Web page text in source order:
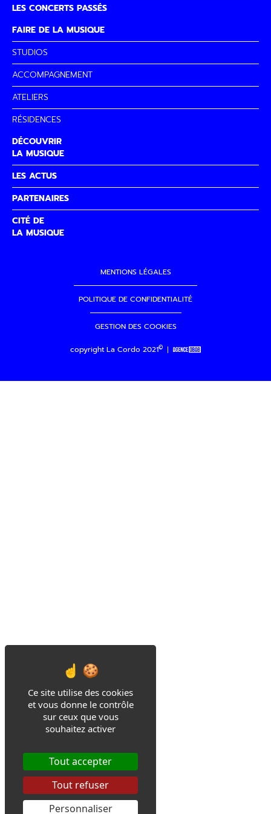
Ce site utilise des cookies
et vous donne le contrôle
sur ceux que vous
souhaitez activer
Tout accepter
Tout refuser
Personnaliser
LES CONCERTS PASSÉS
FAIRE DE LA MUSIQUE
STUDIOS
ACCOMPAGNEMENT
ATELIERS
RÉSIDENCES
DÉCOUVRIR
LA MUSIQUE
LES ACTUS
PARTENAIRES
CITÉ DE
LA MUSIQUE
MENTIONS LÉGALES
POLITIQUE DE CONFIDENTIALITÉ
GESTION DES COOKIES
copyright La Cordo 2021©